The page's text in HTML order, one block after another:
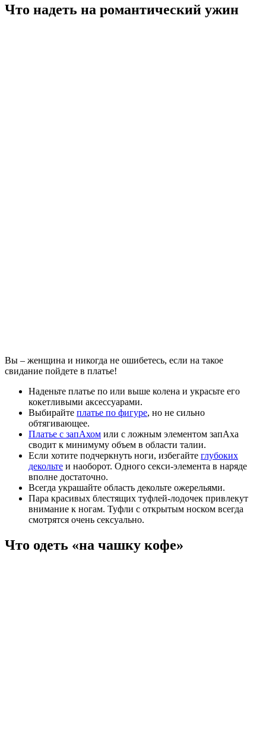
Что надеть на романтический ужин
Вы – женщина и никогда не ошибетесь, если на такое
свидание пойдете в платье!
Наденьте платье по или выше колена и украсьте его
кокетливыми аксессуарами.
Выбирайте платье по фигуре, но не сильно
обтягивающее.
Платье с запАхом или с ложным элементом запАха
сводит к минимуму объем в области талии.
Если хотите подчеркнуть ноги, избегайте глубоких
декольте и наоборот. Одного секси-элемента в наряде
вполне достаточно.
Всегда украшайте область декольте ожерельями.
Пара красивых блестящих туфлей-лодочек привлекут
внимание к ногам. Туфли с открытым носком всегда
смотрятся очень сексуально.
Что одеть «на чашку кофе»